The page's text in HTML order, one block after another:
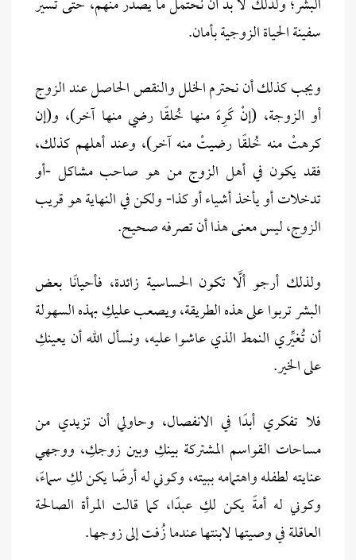
سفينة الحياة الزوجية بأمان.
ويجب كذلك أن نحترم الخلل والنقص الحاصل عند الزوج
أو الزوجة، (إنْ كَرِهَ منها خُلقًا رضي منها آخر)، و(إن
كرهتْ منه خُلقًا رضيتْ منه آخر)، وعند أهلهم كذلك،
فقد يكون في أهل الزوج من هو صاحب مشاكل -أو
تدخلات أو يأخذ أشياء أو كذا- ولكن في النهاية هو قريب
الزوج، ليس معنى هذا أن تصرفه صحيح.
ولذلك أرجو ألَّا تكون الحساسية زائدة، فأحيانًا بعض
البشر تربوا على هذه الطريقة، ويصعب عليكِ بهذه السهولة
أن تُغيِّري النمط الذي عاشوا عليه، ونسأل الله أن يعينكِ
على الخير.
فلا تفكري أبدًا في الانفصال، وحاولي أن تزيدي من
مساحات القواسم المشتركة بينكِ وبين زوجكِ، ووجهي
عنايته لطفله واهتمامه ببيته، وكوني له أرضًا يكن لكِ سماءً،
وكوني له أمةً يكن لكِ عبدًا، كما قالت المرأة الصالحة
العاقلة في وصيتها لابنتها عندما زُفت إلى زوجها.